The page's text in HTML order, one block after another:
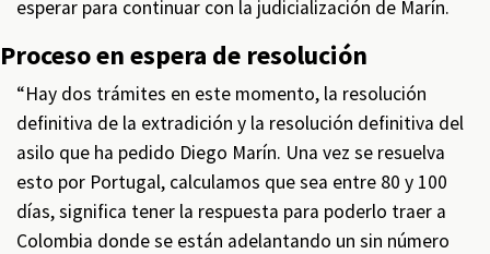
esperar para continuar con la judicialización de Marín.
Proceso en espera de resolución
“Hay dos trámites en este momento, la resolución
definitiva de la extradición y la resolución definitiva del
asilo que ha pedido Diego Marín. Una vez se resuelva
esto por Portugal, calculamos que sea entre 80 y 100
días, significa tener la respuesta para poderlo traer a
Colombia donde se están adelantando un sin número